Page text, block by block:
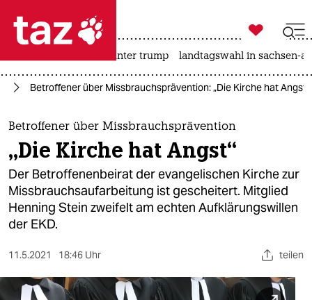
 taz zahl ich
taz zahl ich
themen
politik
öko
gesellschaft
kultur
sport

taz zahl ich
usa unter trump landtagswahl in sachsen-
Betroffener über Missbrauchsprävention: „Die Kirche hat Angst“
Betroffener über Missbrauchsprävention
„Die Kirche hat Angst“
Der Betroffenenbeirat der evangelischen Kirche zur
Missbrauchsaufarbeitung ist gescheitert. Mitglied
Henning Stein zweifelt am echten Aufklärungswillen
der EKD.
11.5.2021 18:46 Uhr teilen